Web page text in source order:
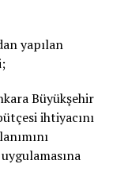
yapılan
Büyükşehir
ihtiyacını